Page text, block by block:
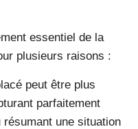
essentiel de la
plusieurs raisons :
peut être plus
parfaitement
une situation